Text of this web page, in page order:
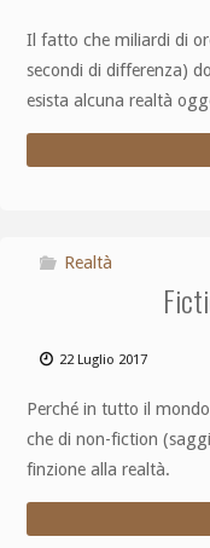
Il fatto che miliardi di
secondi di differenza)
esista alcuna realtà
Realtà
22 Luglio 2017
Perché in tutto il
che di non-fiction
finzione alla realtà.